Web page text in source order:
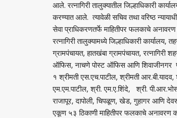
आले. रत्नागिरी तालुक्यातील जिल्हाधिकारी
करण्यात आले. त्यावेळी सचिव तथा वरिष्ठ
सेवा प्राधिकरणतर्फे माहितीपर फलकाचे अनावरण
रत्नागिरी तालुक्यामध्ये जिल्हाधिकारी
ग्रामपंचायत, हातखंबा ग्रामपंचायत, रत्नागिरी
ऑफिस, नाचणे पोस्ट ऑफिस आणि शिवाजीनगर
१ श्रीमती एस.एच.पाटील, श्रीमती
एम.एम.पाटील, श्री. एम.ए.शिंदे, श्री.
राजापूर, दापोली, चिपळूण, खेड, गुहागर आणि
एकूण ५३ ठिकाणी माहितीपर फलकाचे